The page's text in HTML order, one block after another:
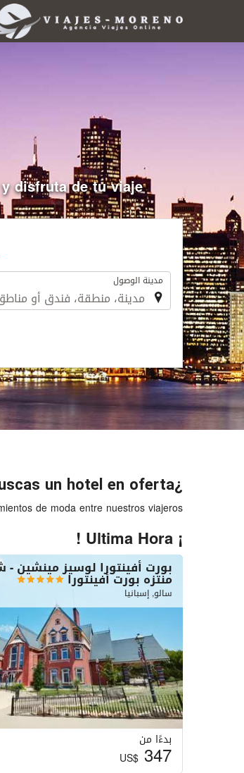
disfruta de tu viaje.
. مدينة الوصول
¿Buscas un hotel en oferta?
de moda entre nuestros viajeros
¡ Ultima Hora !
بورت أفينتورا لوسيز مينشين -
منتزه بورت أفينتورا
سالو, إسبانيا
بدءًا من
US$347